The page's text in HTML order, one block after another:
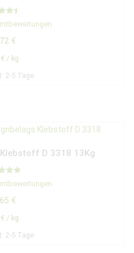
5 €
€ / kg
2-5 Tage
D 3318 13Kg
mit
€
€ / kg
2-5 Tage